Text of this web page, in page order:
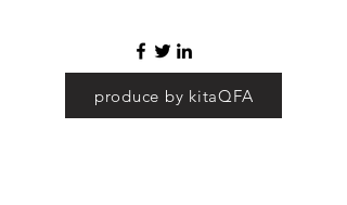
produce by kitaQFA